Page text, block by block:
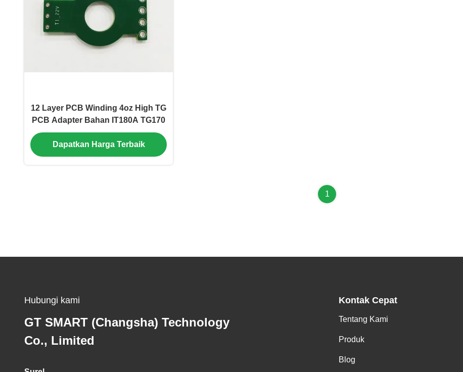
12 Layer PCB Winding 4oz High TG
PCB Adapter Bahan IT180A TG170
Dapatkan Harga Terbaik
1
Hubungi kami
GT SMART (Changsha) Technology
Co., Limited
Kontak Cepat
Tentang Kami
Produk
Blog